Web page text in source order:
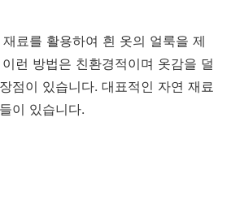
료를 활용하여 흰 옷의 얼룩을 제
런 방법은 친환경적이며 옷감을 덜
점이 있습니다. 대표적인 자연 재료
이 있습니다.